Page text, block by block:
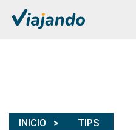
INICIO TIPS